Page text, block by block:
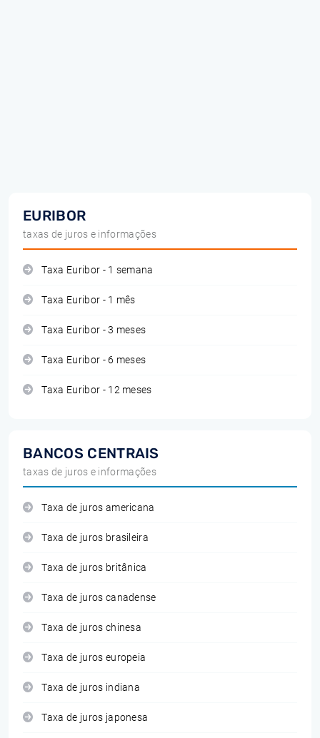
EURIBOR
taxas de juros e informações
Taxa Euribor - 1 semana
Taxa Euribor - 1 mês
Taxa Euribor - 3 meses
Taxa Euribor - 6 meses
Taxa Euribor - 12 meses
BANCOS CENTRAIS
taxas de juros e informações
Taxa de juros americana
Taxa de juros brasileira
Taxa de juros britânica
Taxa de juros canadense
Taxa de juros chinesa
Taxa de juros europeia
Taxa de juros indiana
Taxa de juros japonesa